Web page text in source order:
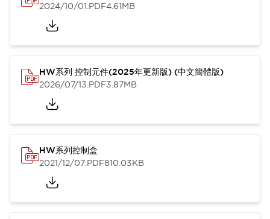
2024/10/01.PDF4.61MB
HW系列 控制元件(2025年更新版) (中文簡體版)
2026/07/13.PDF3.87MB
HW系列控制盒
2021/12/07.PDF810.03KB